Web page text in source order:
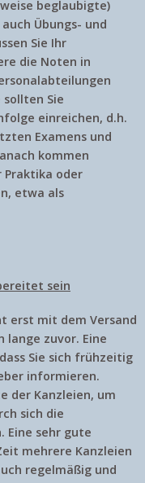
beglaubigte)
Übungs- und
Sie Ihr
die Noten in
Sie
einreichen, d.h.
Examens und
kommen
Praktika oder
etwa als
sein
erst mit dem Versand
lange zuvor. Eine
Sie sich frühzeitig
informieren.
der Kanzleien, um
sich die
Eine sehr gute
mehrere Kanzleien
regelmäßig und